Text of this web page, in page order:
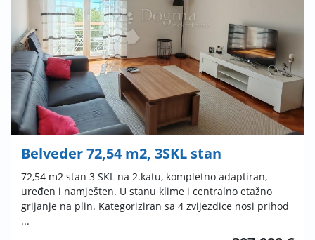
Belveder 72,54 m2, 3SKL stan
72,54 m2 stan 3 SKL na 2.katu, kompletno adaptiran,
uređen i namješten. U stanu klime i centralno etažno
grijanje na plin. Kategoriziran sa 4 zvijezdice nosi prihod
...